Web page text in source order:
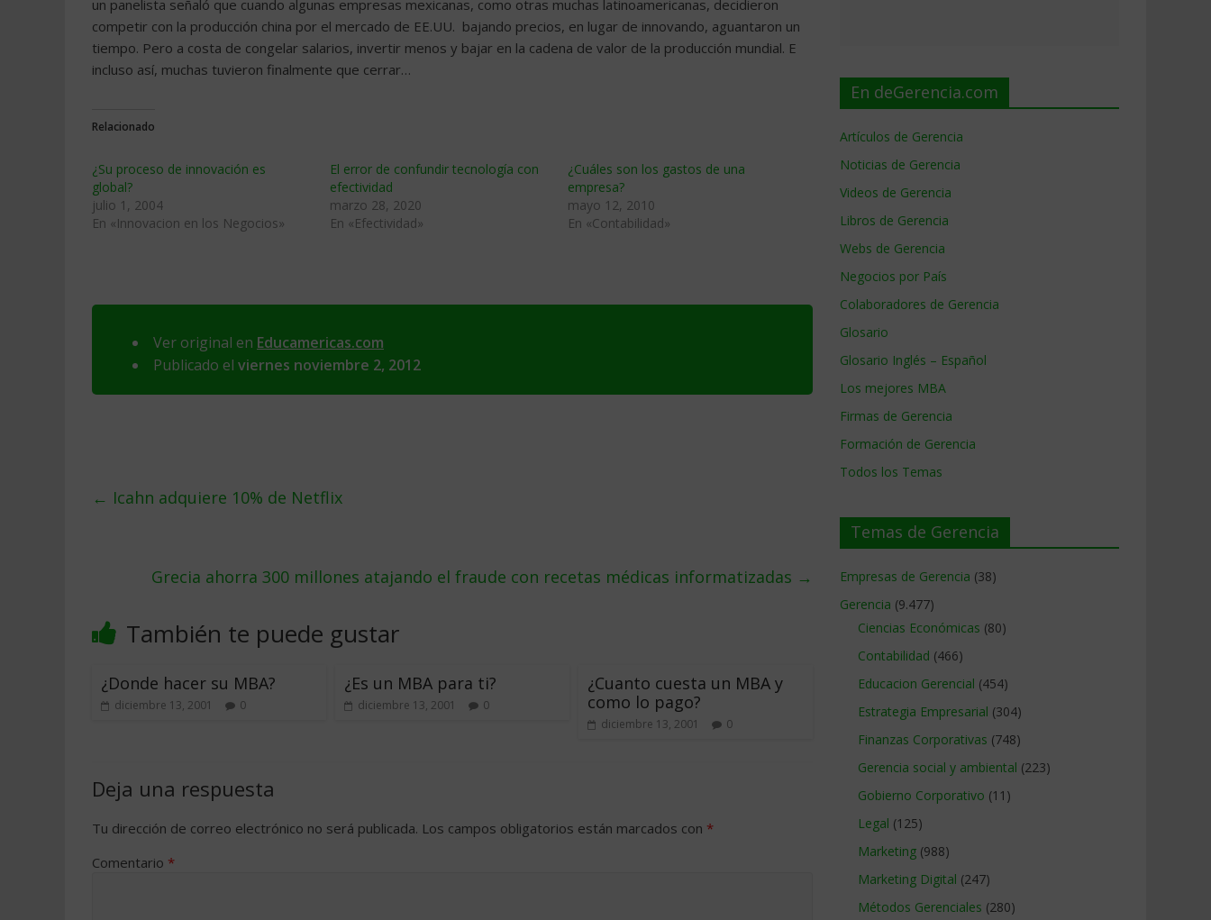
un panelista señaló que cuando algunas empresas mexicanas, como otras muchas latinoamericanas, decidieron
competir con la producción china por el mercado de EE.UU. bajando precios, en lugar de innovando, aguantaron un
tiempo. Pero a costa de congelar salarios, invertir menos y bajar en la cadena de valor de la producción mundial. E
incluso así, muchas tuvieron finalmente que cerrar…
Relacionado
¿Su proceso de innovación es
global?
julio 1, 2004
En «Innovacion en los Negocios»
El error de confundir tecnología con
efectividad
marzo 28, 2020
En «Efectividad»
¿Cuáles son los gastos de una
empresa?
mayo 12, 2010
En «Contabilidad»
Ver original en Educamericas.com
Publicado el viernes noviembre 2, 2012
← Icahn adquiere 10% de Netflix
Grecia ahorra 300 millones atajando el fraude con recetas médicas informatizadas →
También te puede gustar
¿Donde hacer su MBA?
diciembre 13, 2001 0
¿Es un MBA para ti?
diciembre 13, 2001 0
¿Cuanto cuesta un MBA y
como lo pago?
diciembre 13, 2001 0
Deja una respuesta
Tu dirección de correo electrónico no será publicada. Los campos obligatorios están marcados con *
Comentario *
En deGerencia.com
Artículos de Gerencia
Noticias de Gerencia
Videos de Gerencia
Libros de Gerencia
Webs de Gerencia
Negocios por País
Colaboradores de Gerencia
Glosario
Glosario Inglés – Español
Los mejores MBA
Firmas de Gerencia
Formación de Gerencia
Todos los Temas
Temas de Gerencia
Empresas de Gerencia (38)
Gerencia (9.477)
Ciencias Económicas (80)
Contabilidad (466)
Educacion Gerencial (454)
Estrategia Empresarial (304)
Finanzas Corporativas (748)
Gerencia social y ambiental (223)
Gobierno Corporativo (11)
Legal (125)
Marketing (988)
Marketing Digital (247)
Métodos Gerenciales (280)